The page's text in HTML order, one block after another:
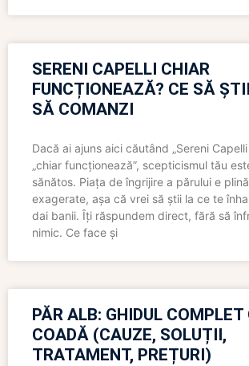
SERENI CAPELLI CHIAR
FUNCȚIONEAZĂ? CE SĂ
SĂ COMANZI
Dacă ai ajuns aici căutând „Sereni
„chiar funcționează”, scepticismul tău
sănătos. Piața de îngrijire a părului e
exagerate, așa că vrei să știi la ce te
dai banii. Îți răspundem direct, fără să
nimic. Ce face și
PĂR ALB: GHIDUL COMPLET
COADĂ (CAUZE, SOLUȚII,
TRATAMENT, PREȚURI)